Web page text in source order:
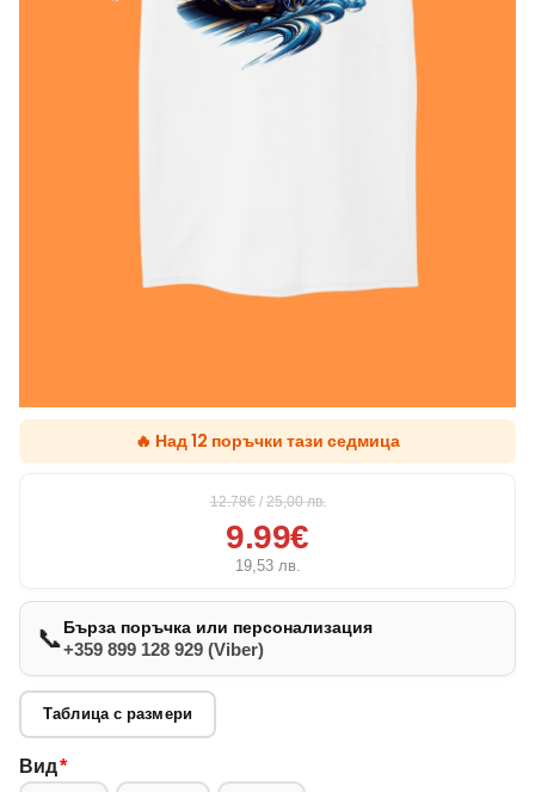
🔥 Над 12 поръчки тази седмица
12.78€ / 25,00лв.
9.99€
19,53 лв.
📞Бърза поръчка или персонализация
+359 899 128 929 (Viber)
Таблица с размери
Вид*